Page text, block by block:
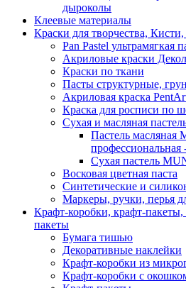
дыроколы
Клеевые материалы
Краски для творчества,
Pan Pastel ультрамягкая
Акриловые краски
Краски по ткани
Пасты структурные,
Акриловая краска
Краска для росписи по
Cухая и масляная
Пастель масляная
Сухая пастель
Восковая цветная паста
Синтетические и
Маркеры, ручки, перья
Крафт-коробки, крафт-
пакеты
Бумага тишью
Декоративные наклейки
Крафт-коробки из
Крафт-коробки с